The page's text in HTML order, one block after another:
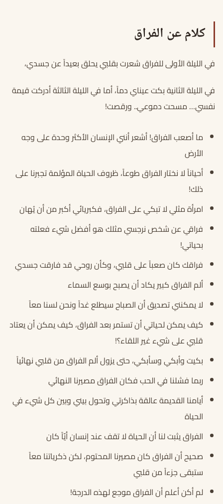
كلام عن الفراق
في الليلة الأولى للفراق شعرت بقلبي يحلق بعيداً عن جسدي،
في الليلة الثانية بكت عيناي دماً، أما في الليلة الثالثة أدركت قيمة
نفسي… مسحت دموعي.. ورقصت!
ما أصعب الفراق! أشعر أنني الإنسان الأكثر وحدة على وجه
الأرض
أحياناً لا نختار الفراق طوعاً، ظروف الحياة المؤلمة تجبرنا على
ذلك!
امرأة مثلي لا تبكي على الفراق، فكبريائي أكبر من أن يُهان
فراقي عن شخص نرجسي مثلك هو أفضل شيء فعلته
بحياتي!
فراقك كان صعباً على قلبي، وكأن روحي قد فارقت جسدي
ألم الفراق كبير يكاد أن يصبح بوسع السماء
لا يمكنني تصديق أن الصباح سيطلع غداً ونحن لسنا معاً
كيف يمكن لحياتي أن تستمر بعد الفراق، كيف يمكن أن يعتاد
قلبي على شيء غير اللقاء؟!
بكيت وأبكي وسأبكي، حتى يزول ألم الفراق من قلبي نهائياً
ربما فشلنا في الحب فكان الفراق مصيرنا النهائي
أيامنا القديمة عالقة بذاكرتي وتحول بيني وبين كل شيء في
الحياة
الفراق يثبت لنا أن الحياة لا تقف عند إنسان أيّاً كان
صحيح أن الفراق كان مصيرنا المحتوم، لكن ذكرياتنا معاً
ستبقى جزءاً من قلبي
لم أكن أعلم أن الفراق موجع لهذه الدرجة!